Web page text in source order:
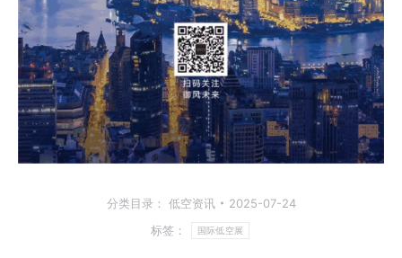
分类目录： 低空资讯
2025-07-24
标签：
国际低空展